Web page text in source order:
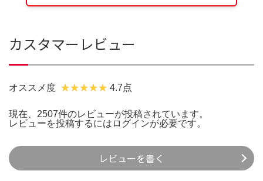
カスタマーレビュー
オススメ度 4.7点
現在、2507件のレビューが投稿されています。
レビューを投稿するには ログインが必要です。
レビューを書く